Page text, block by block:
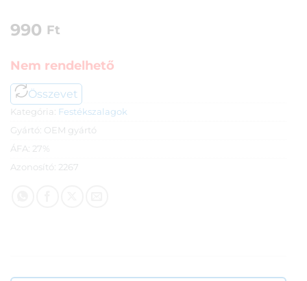
990 Ft
Nem rendelhető
Összevet
Kategória: Festékszalagok
Gyártó: OEM gyártó
ÁFA: 27%
Azonosító: 2267